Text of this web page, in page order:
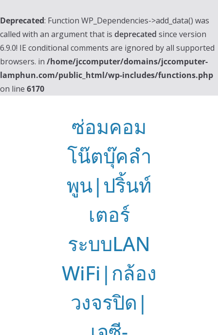
Deprecated: Function WP_Dependencies->add_data() was
called with an argument that is deprecated since version
6.9.0! IE conditional comments are ignored by all supported
browsers. in /home/jccomputer/domains/jccomputer-
lamphun.com/public_html/wp-includes/functions.php
on line 6170
ซ่อมคอม
โน๊ตบุ๊คลำ
พูน|ปริ้นท์
เตอร์
ระบบLAN
WiFi|กล้อง
วงจรปิด|